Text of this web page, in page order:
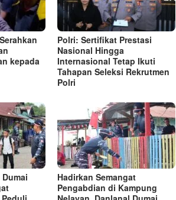
kepada
Polri: Sertifikat Prestasi
Nasional Hingga
Internasional Tetap Ikuti
Tahapan Seleksi Rekrutmen
Polri
Hadirkan Semangat
Pengabdian di Kampung